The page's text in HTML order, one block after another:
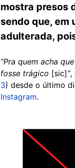
mostra presos
sendo que, em
adulterada,
“Pra quem acha
fosse trágico [sic]”,
3) desde o último
Instagram.
Image